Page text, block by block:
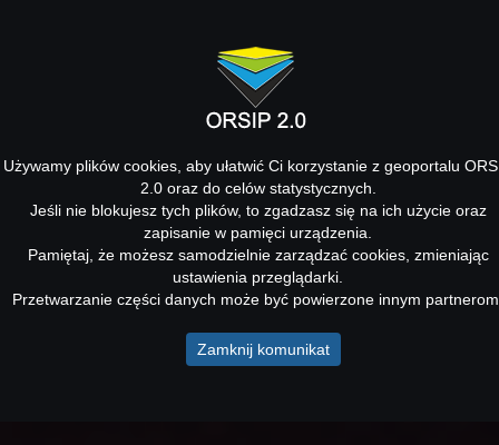
Używamy plików cookies, aby ułatwić Ci korzystanie z geoportalu
2.0 oraz do celów statystycznych.
Jeśli nie blokujesz tych plików, to zgadzasz się na ich użycie oraz
zapisanie w pamięci urządzenia.
Pamiętaj, że możesz samodzielnie zarządzać cookies, zmieniając
ustawienia przeglądarki.
Przetwarzanie części danych może być powierzone innym
Zamknij komunikat